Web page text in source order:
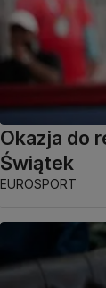
Okazja do
Świątek
EUROSPORT